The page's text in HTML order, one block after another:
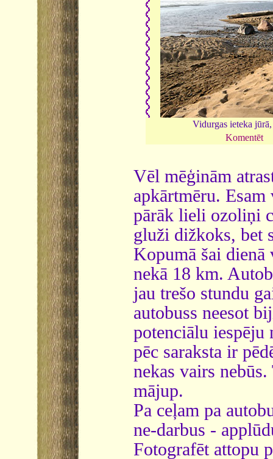
Vidurgas ieteka
Komentēt
Vēl mēģinām
apkārtmēru.
pārāk lieli ozoliņi
gluži dižkoks, bet
Kopumā šai dienā
nekā 18 km.
jau trešo stundu
autobuss neesot
potenciālu iespēju
pēc saraksta ir
nekas vairs
mājup.
Pa ceļam pa
ne-darbus -
Fotografēt attopu